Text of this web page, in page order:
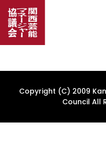
Copyright (C) 2009
Council All